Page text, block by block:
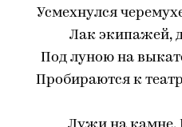
Усмехнулся
Лак экипажей,
Под луною на
Пробираются к